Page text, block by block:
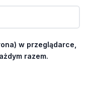
w przeglądarce,
razem.